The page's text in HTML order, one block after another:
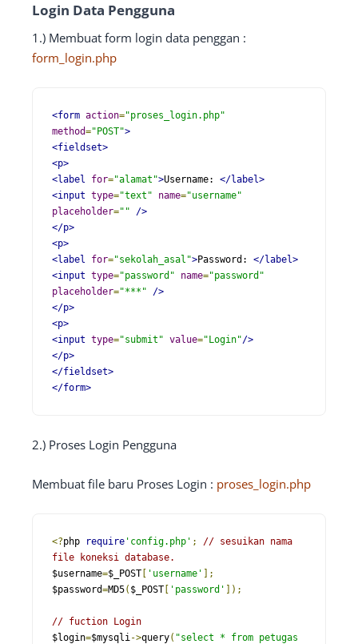
Login Data Pengguna
1.) Membuat form login data penggan :
form_login.php
<form action="proses_login.php"
method="POST">
<fieldset>
<p>
<label
for="alamat">Username: </label>
<input type="text" name="username"
placeholder=""
/>
</p>
<p>
<label
for="sekolah_asal">Password: </label>
<input type="password" name="password"
placeholder="***"
/>
</p>
<p>
<input type="submit" value="Login"/>
</p>
</fieldset>
</form>
2.) Proses Login Pengguna
Membuat file baru Proses Login : proses_login.php
<?php require 'config.php' ;
// sesuikan nama
file koneksi database.
$username=$_POST 'username'
];
$password=MD5( $_POST 'password' ]);
// fuction Login
$login=$mysqli->query( "select * from petugas